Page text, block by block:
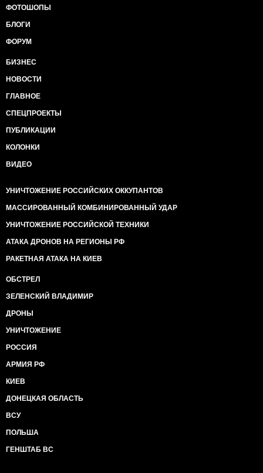
ФОТОШОПЫ
БЛОГИ
ФОРУМ
БИЗНЕС
НОВОСТИ
ГЛАВНОЕ
СПЕЦПРОЕКТЫ
ПУБЛИКАЦИИ
КОЛОНКИ
ВИДЕО
УНИЧТОЖЕНИЕ РОССИЙСКИХ ОККУПАНТОВ
МАССИРОВАННЫЙ КОМБИНИРОВАННЫЙ УДАР
УНИЧТОЖЕНИЕ РОССИЙСКОЙ ТЕХНИКИ
АТАКА ДРОНОВ НА РЕГИОНЫ РФ
РАКЕТНАЯ АТАКА НА КИЕВ
ОБСТРЕЛ
ЗЕЛЕНСКИЙ ВЛАДИМИР
ДРОНЫ
УНИЧТОЖЕНИЕ
РОССИЯ
АРМИЯ РФ
КИЕВ
ДОНЕЦКАЯ ОБЛАСТЬ
ВСУ
ПОЛЬША
ГЕНШТАБ ВС